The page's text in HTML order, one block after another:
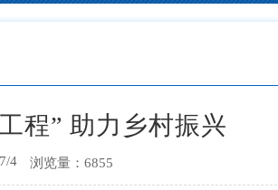
程” 助力乡村振兴
4 浏览量：6855